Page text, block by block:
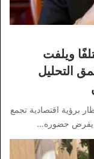
ويلفت
التحليل
برؤية اقتصادية تجمع
يفرض حضوره…